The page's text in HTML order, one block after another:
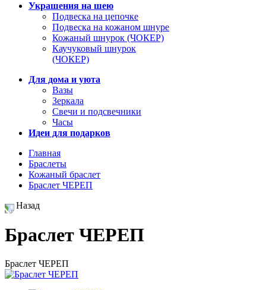
Украшения на шею
Подвеска на цепочке
Подвеска на кожаном шнуре
Кожаный шнурок (ЧОКЕР)
Каучуковый шнурок
(ЧОКЕР)
Для дома и уюта
Вазы
Зеркала
Свечи и подсвечники
Часы
Идеи для подарков
Главная
Браслеты
Кожаный браслет
Браслет ЧЕРЕП
Назад
Браслет ЧЕРЕП
Браслет ЧЕРЕП